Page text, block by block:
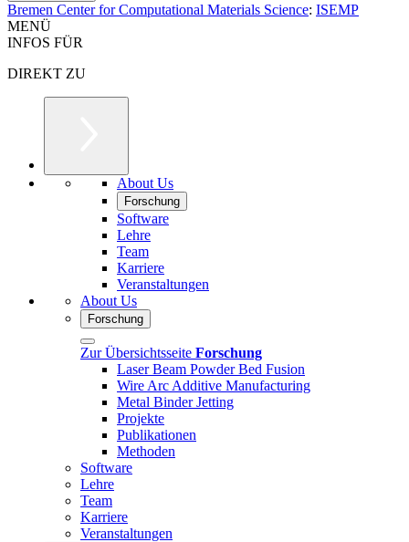
Bremen Center for Computational Materials Science: ISEMP
MENÜ
INFOS FÜR
DIREKT ZU
About Us
Forschung
Software
Lehre
Team
Karriere
Veranstaltungen
About Us
Forschung
Zur Übersichtsseite Forschung
Laser Beam Powder Bed Fusion
Wire Arc Additive Manufacturing
Metal Binder Jetting
Projekte
Publikationen
Methoden
Software
Lehre
Team
Karriere
Veranstaltungen